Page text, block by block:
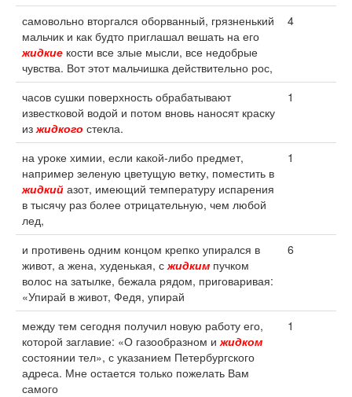
самовольно вторгался оборванный, грязненький
мальчик и как будто приглашал вешать на его
жидкие кости все злые мысли, все недобрые
чувства. Вот этот мальчишка действительно рос,
4
часов сушки поверхность обрабатывают
известковой водой и потом вновь наносят краску
изжидкого стекла.
1
на уроке химии, если какой-либо предмет,
например зеленую цветущую ветку, поместить в
жидкий азот, имеющий температуру испарения
в тысячу раз более отрицательную, чем любой
лед,
1
и противень одним концом крепко упирался в
живот, а жена, худенькая, сжидким пучком
волос на затылке, бежала рядом, приговаривая:
«Упирай в живот, Федя, упирай
6
между тем сегодня получил новую работу его,
которой заглавие: «О газообразном ижидком
состоянии тел», с указанием Петербургского
адреса. Мне остается только пожелать Вам
самого
1